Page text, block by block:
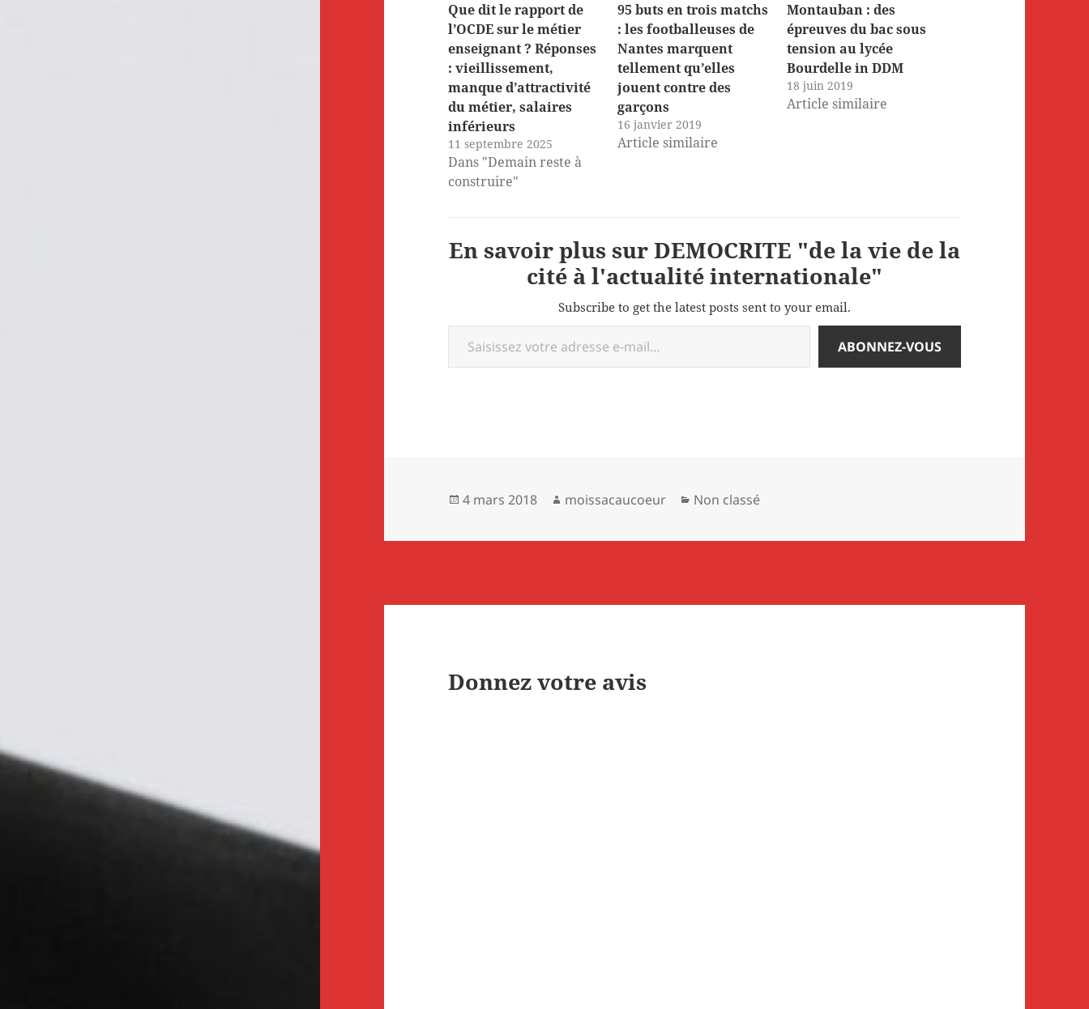
Que dit le rapport de
l’OCDE sur le métier
enseignant ? Réponses
: vieillissement,
manque d’attractivité
du métier, salaires
inférieurs
11 septembre 2025
Dans "Demain reste à
construire"
95 buts en trois matchs
: les footballeuses de
Nantes marquent
tellement qu’elles
jouent contre des
garçons
16 janvier 2019
Article similaire
Montauban : des
épreuves du bac sous
tension au lycée
Bourdelle in DDM
18 juin 2019
Article similaire
En savoir plus sur DEMOCRITE "de la vie de la
cité à l'actualité internationale"
Subscribe to get the latest posts sent to your email.
Saisissez votre adresse e-mail…
ABONNEZ-VOUS
Publié
4 mars 2018 Auteur
moissacaucoeur Catégories
Non classé
Donnez votre avis